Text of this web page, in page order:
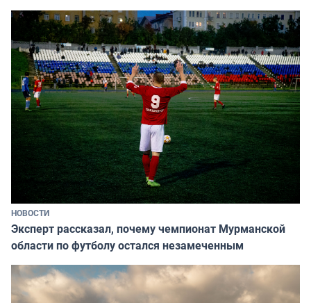
НОВОСТИ
Эксперт рассказал, почему чемпионат Мурманской
области по футболу остался незамеченным